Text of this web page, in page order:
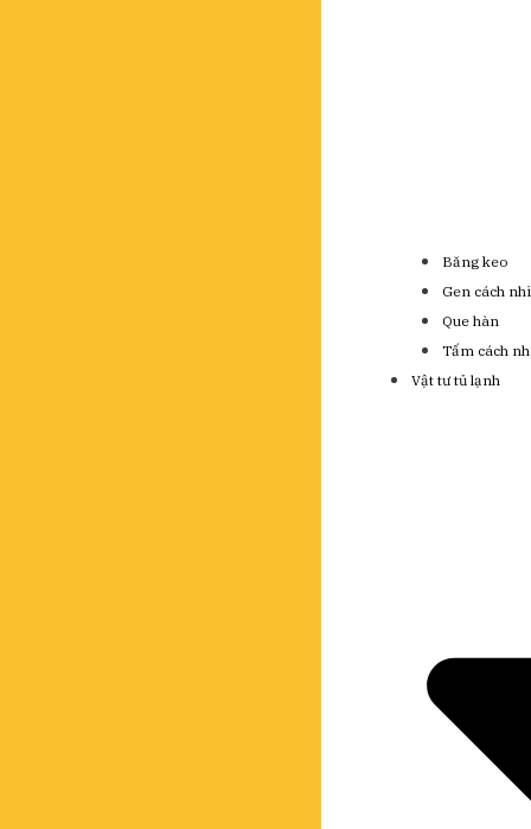
Băng keo
Gen cách
Que hàn
Tấm cách
Vật tư tủ lạnh